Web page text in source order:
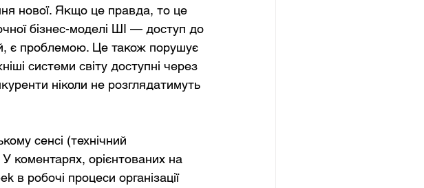
нової. Якщо це правда, то це
бізнес-моделі ШІ — доступ до
є проблемою. Це також порушує
системи світу доступні через
ніколи не розглядатимуть
сенсі (технічний
коментарях, орієнтованих на
в робочі процеси організації